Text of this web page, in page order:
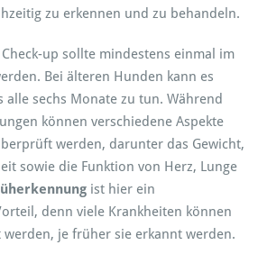
zu erkennen und zu behandeln.
up sollte mindestens einmal im
Bei älteren Hunden kann es
alle sechs Monate zu tun. Während
können verschiedene Aspekte
werden, darunter das Gewicht,
sowie die Funktion von Herz, Lunge
ist hier ein
denn viele Krankheiten können
werden, je früher sie erkannt werden.